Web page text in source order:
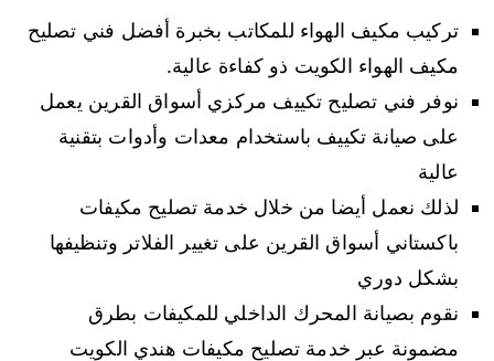
تركيب مكيف الهواء للمكاتب بخبرة أفضل فني تصليح
مكيف الهواء الكويت ذو كفاءة عالية.
نوفر فني تصليح تكييف مركزي أسواق القرين يعمل
على صيانة تكييف باستخدام معدات وأدوات بتقنية
عالية
لذلك نعمل أيضا من خلال خدمة تصليح مكيفات
باكستاني أسواق القرين على تغيير الفلاتر وتنظيفها
بشكل دوري
نقوم بصيانة المحرك الداخلي للمكيفات بطرق
مضمونة عبر خدمة تصليح مكيفات هندي الكويت